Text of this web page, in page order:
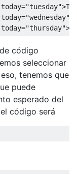
="tuesday">
="wednesday"
="thursday">
código
seleccionar
tenemos que
puede
esperado del
código será